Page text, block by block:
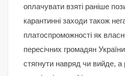
оплачувати взяті раніше
карантинні заходи також
платоспроможності як
пересічних громадян
стягнути навряд чи вийде,